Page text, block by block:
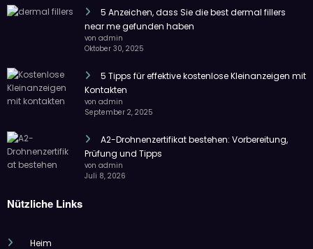
5 Anzeichen, dass Sie die best dermal fillers
near me gefunden haben
von admin
Oktober 30, 2025
5 Tipps für effektive kostenlose Kleinanzeigen mit
Kontakten
von admin
September 2, 2025
A2-Drohnenzertifikat bestehen: Vorbereitung,
Prüfung und Tipps
von admin
Juli 8, 2026
Nützliche Links
Heim